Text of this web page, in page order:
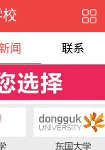
闻 联系
报名